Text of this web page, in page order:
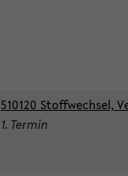
510120 Stoffwechsel,
1. Termin